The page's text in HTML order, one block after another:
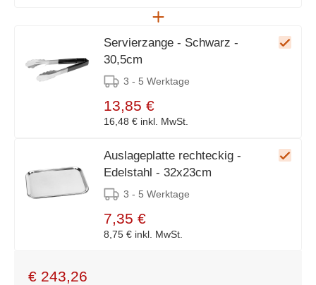
Servierzange - Schwarz -
30,5cm
3 - 5 Werktage
13,85 €
16,48 € inkl. MwSt.
Auslageplatte rechteckig -
Edelstahl - 32x23cm
3 - 5 Werktage
7,35 €
8,75 € inkl. MwSt.
€ 243,26